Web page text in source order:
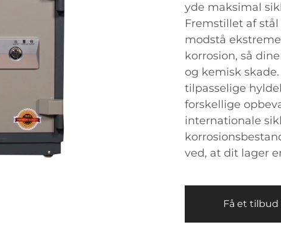
yde maksimal
Fremstillet af
modstå
korrosion, så
og kemisk
tilpasselige
forskellige
internationale
ved, at dit lager
Få et tilbud